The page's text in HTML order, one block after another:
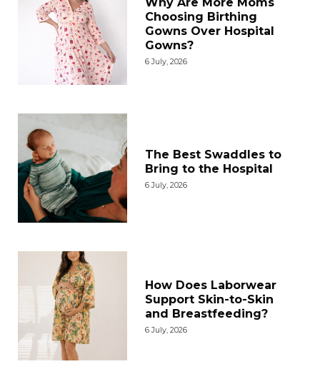
Why Are More Moms
Choosing Birthing
Gowns Over Hospital
Gowns?
6 July, 2026
The Best Swaddles to
Bring to the Hospital
6 July, 2026
How Does Laborwear
Support Skin-to-Skin
and Breastfeeding?
6 July, 2026